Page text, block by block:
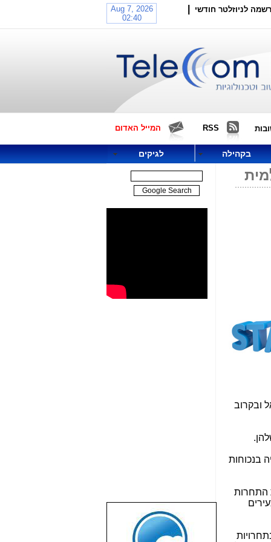
לניוזלטר חודשי
RSS המייל האדום
בקהילה לגיקים
ובקרוב
.
בנכוחות
התחרות
שבוע טוב לכל
הגולשים באשר
הם!!!